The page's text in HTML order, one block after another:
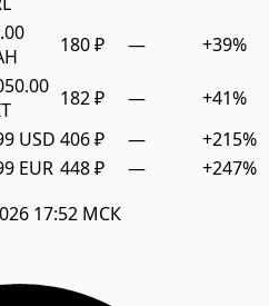
180 ₽ — +39%
182 ₽ —
+41%
USD 406 ₽ —
+215%
EUR 448 ₽ —
+247%
17:52 МСК